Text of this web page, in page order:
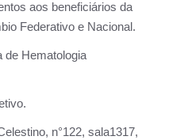
aos beneficiários da
Federativo e Nacional.
de Hematologia
n°122, sala1317,